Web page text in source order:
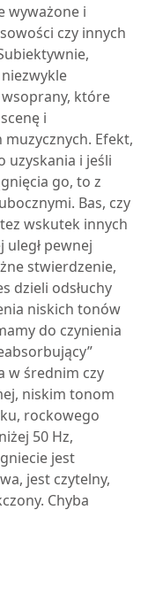
wyważone i
czy innych
które
i
Efekt,
uzyskania i jeśli
go, to z
Bas, czy
wskutek innych
pewnej
stwierdzenie,
dzieli odsłuchy
niskich tonów
do czynienia
w średnim czy
niskim tonom
rockowego
50 Hz,
jest
jest czytelny,
Chyba